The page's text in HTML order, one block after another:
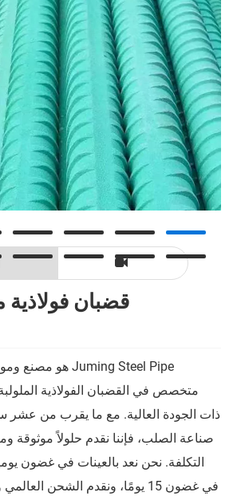
قضبان فولاذية ملولبة مطلية
Juming Steel Pipe هو مصنع ومورد صيني جدير بالثقة
الفولاذية الملولبة المطلية بالإيبوكسي
مع ما يقرب من عشر سنوات من الخبرة في
نقدم حلولاً موثوقة ومتينة وفعالة من حيث
بالعينات في غضون يومين، والتسليم السريع
15 يومًا، ونقدم الشحن العالمي والخدمات المخصصة